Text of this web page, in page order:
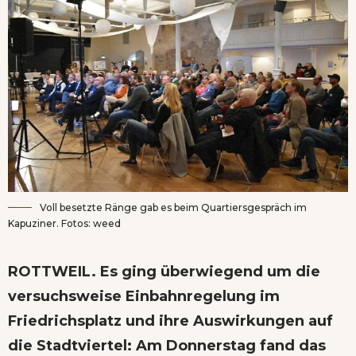
Voll besetzte Ränge gab es beim Quartiersgespräch im
Kapuziner. Fotos: weed
ROTTWEIL. Es ging überwiegend um die
versuchsweise Einbahnregelung im
Friedrichsplatz und ihre Auswirkungen auf
die Stadtviertel: Am Donnerstag fand das